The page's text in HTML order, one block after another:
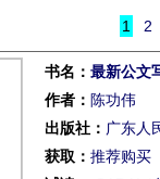
1 2
书名： 最新公文
作者： 陈功伟
出版社： 广东人
获取： 推荐购买